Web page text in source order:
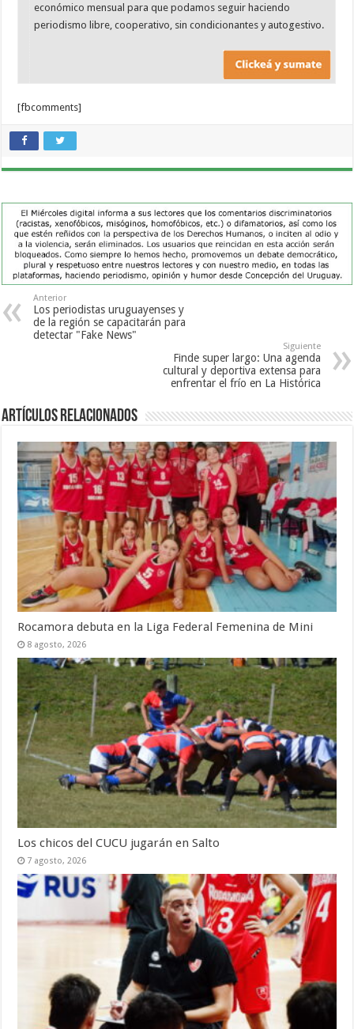
económico mensual para que podamos seguir haciendo
periodismo libre, cooperativo, sin condicionantes y autogestivo.
[fbcomments]
Anterior
Los periodistas uruguayenses y
de la región se capacitarán para
detectar "Fake News"
Siguiente
Finde super largo: Una agenda
cultural y deportiva extensa para
enfrentar el frío en La Histórica
Artículos Relacionados
Rocamora debuta en la Liga Federal Femenina de Mini
8 agosto, 2026
Los chicos del CUCU jugarán en Salto
7 agosto, 2026